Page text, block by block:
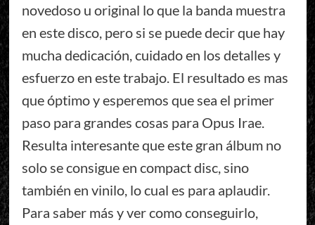
novedoso u original lo que la banda muestra
en este disco, pero si se puede decir que hay
mucha dedicación, cuidado en los detalles y
esfuerzo en este trabajo. El resultado es mas
que óptimo y esperemos que sea el primer
paso para grandes cosas para Opus Irae.
Resulta interesante que este gran álbum no
solo se consigue en compact disc, sino
también en vinilo, lo cual es para aplaudir.
Para saber más y ver como conseguirlo,